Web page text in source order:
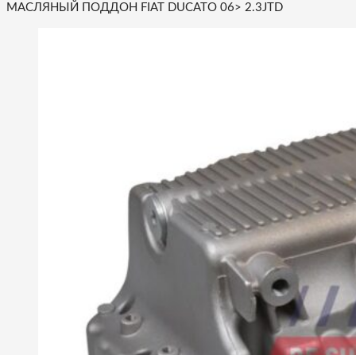
МАСЛЯНЫЙ ПОДДОН FIAT DUCATO 06> 2.3JTD